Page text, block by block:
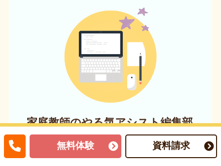
家庭教師のやる気アシスト編集部
家庭教師のやる気アシスト編集部は小・
無料体験 資料請求